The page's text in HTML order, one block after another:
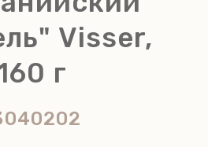
Visser,
г